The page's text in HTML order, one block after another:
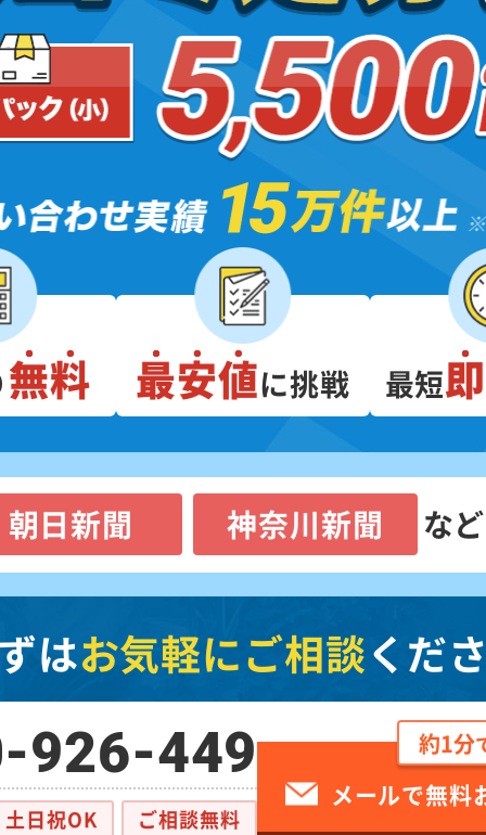
無料 最安値に挑戦 最短
朝日新聞 神奈川新聞 な
はお気軽にご相談くだ
926-449
土日祝OK ご相談無料
約1分
メールで無料